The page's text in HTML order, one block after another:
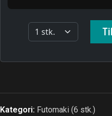
Kategori: Futomaki (6 stk.)